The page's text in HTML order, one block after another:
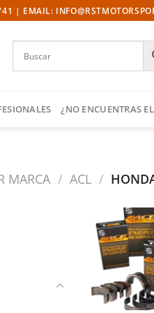
| EMAIL:
¿NO ENCUENTRAS
MARCA / ACL /